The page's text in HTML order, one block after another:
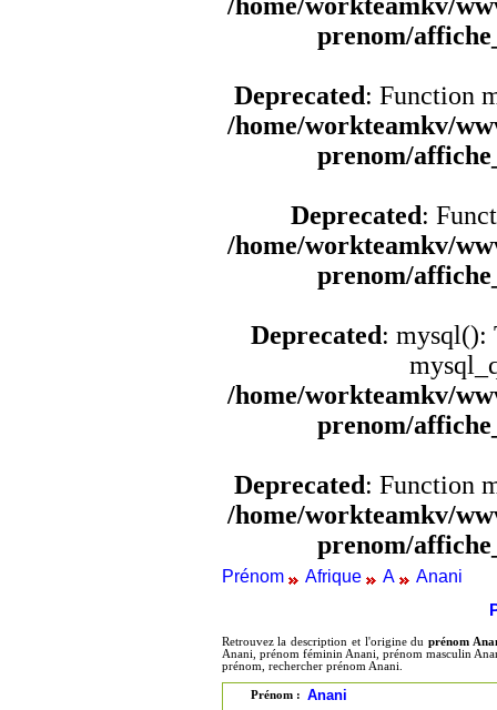
prenom/
Deprecated: Function
/home/workteamkv/
prenom/
Deprecated:
/home/workteamkv/
prenom/
Deprecated: mysql():
/home/workteamkv/
prenom/
Deprecated: Function
/home/workteamkv/
prenom/
Prénom Afrique A Anani
Retrouvez la description et l'origine duprénom
Anani, prénom féminin Anani, prénom masculin
prénom, rechercher prénom Anani.
Prénom : Anani